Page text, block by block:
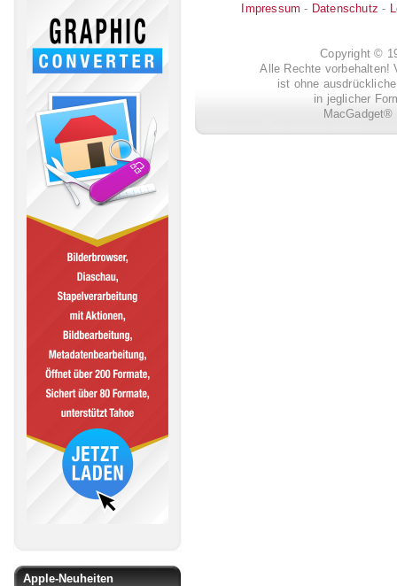
Apple-Neuheiten
Impressum - Datenschutz -
Copyright ©
Alle Rechte vorbehalten!
ist ohne
in jeglicher
MacGadget®